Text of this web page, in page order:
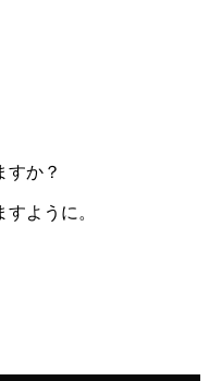
すか？
ように。